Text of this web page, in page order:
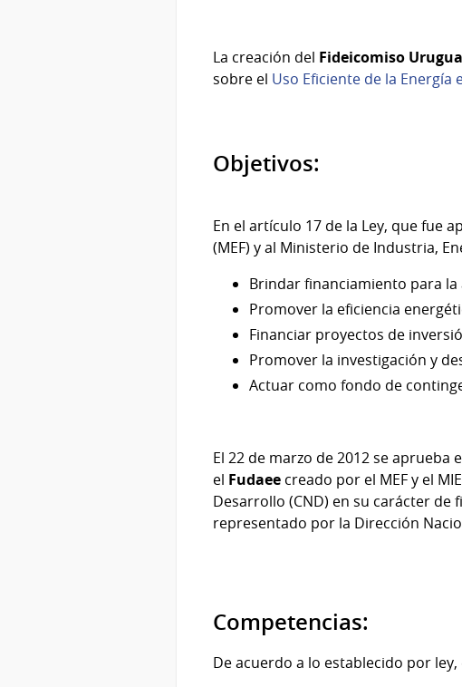
La creación del Fideicomiso
sobre el Uso Eficiente de la
Objetivos:
En el artículo 17 de la Ley, que fue
(MEF) y al Ministerio de Industria,
Brindar financiamiento para la
Promover la eficiencia
Financiar proyectos de
Promover la investigación y
Actuar como fondo de
El 22 de marzo de 2012 se aprueba
el Fudaee creado por el MEF y el
Desarrollo (CND) en su carácter de
representado por la Dirección
Competencias:
De acuerdo a lo establecido por